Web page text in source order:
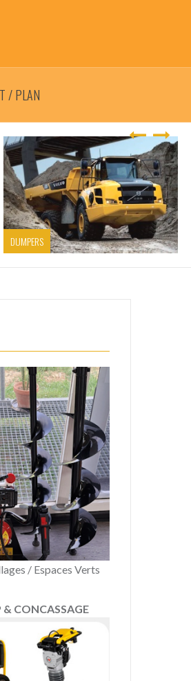
/ PLAN
DUMPERS
/ Espaces Verts
& CONCASSAGE